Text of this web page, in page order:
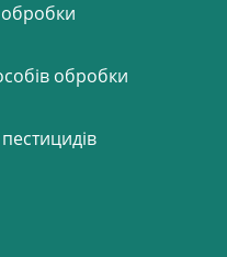
обробки
обробки